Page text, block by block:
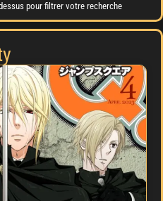
pour filtrer votre recherche